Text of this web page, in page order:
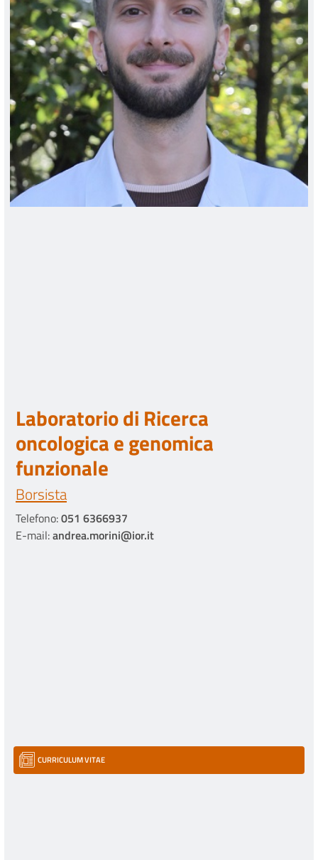
Laboratorio di Ricerca
oncologica e genomica
funzionale
Borsista
Telefono:051 6366937
E-mail:andrea.morini@ior.it
CURRICULUM VITAE